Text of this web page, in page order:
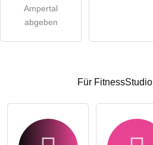
öffentliche Frage stellen
FitnessStudio-Eintrag zu stellen.
Ampertal
abgeben
Für FitnessStudio